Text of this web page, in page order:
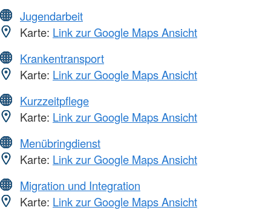
Jugendarbeit
Karte: Link zur Google Maps Ansicht
Krankentransport
Karte: Link zur Google Maps Ansicht
Kurzzeitpflege
Karte: Link zur Google Maps Ansicht
Menübringdienst
Karte: Link zur Google Maps Ansicht
Migration und Integration
Karte: Link zur Google Maps Ansicht